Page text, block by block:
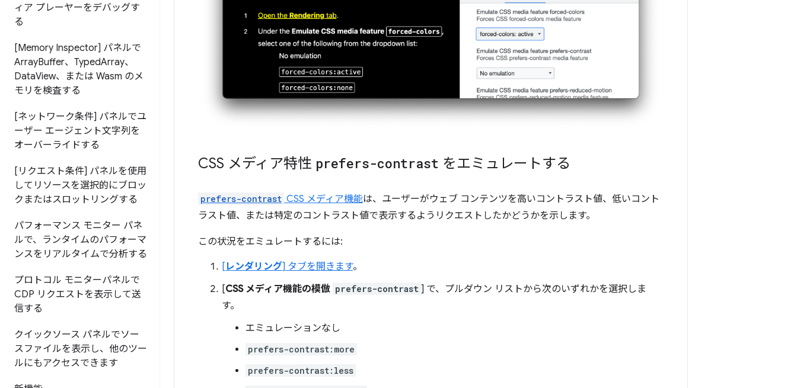
ィア プレーヤーをデバッグす
る
[Memory Inspector] パネルで
ArrayBuffer、TypedArray、
DataView、または Wasm のメ
モリを検査する
[ネットワーク条件] パネルでユ
ーザー エージェント文字列を
オーバーライドする
[リクエスト条件] パネルを使用
してリソースを選択的にブロッ
クまたはスロットリングする
パフォーマンス モニター パネ
ルで、ランタイムのパフォーマ
ンスをリアルタイムで分析する
プロトコル モニターパネルで
CDP リクエストを表示して送
信する
クイックソース パネルでソー
スファイルを表示し、他のツー
ルにもアクセスできます
CSS メディア特性 prefers-contrast をエミュレートする
prefers-contrast CSS メディア機能は、ユーザーがウェブ コンテンツを高いコントラスト値、低いコント
ラスト値、または特定のコントラスト値で表示するようリクエストしたかどうかを示します。
この状況をエミュレートするには:
[ レンダリング] タブを開きます。
[CSS メディア機能の模倣 prefers-contrast ] で、プルダウン リストから次のいずれかを選択しま
す。
エミュレーションなし
prefers-contrast:more
prefers-contrast:less